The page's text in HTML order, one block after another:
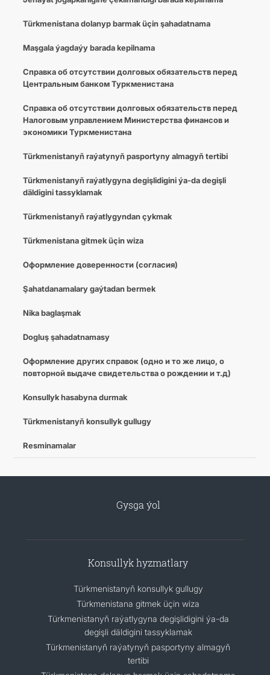
Türkmenistana dolanyp barmak üçin şahadatnama
Maşgala ýagdaýy barada kepilnama
Cправка об отсутствии долговых обязательств перед
Центральным банком Туркменистана
Справка об отсутствии долговых обязательств перед
Налоговым управлением Министерства финансов и
экономики Туркменистана
Türkmenistanyň raýatynyň pasportyny almagyň tertibi
Türkmenistanyň raýatlygyna degişlidigini ýa-da degişli
däldigini tassyklamak
Türkmenistanyň raýatlygyndan çykmak
Türkmenistana gitmek üçin wiza
Оформление доверенности (согласия)
Şahatdanamalary gaýtadan bermek
Nika baglaşmak
Dogluş şahadatnamasy
Оформление других справок (одно и то же лицо, о
повторной выдаче свидетельства о рождении и т.д)
Konsullyk hasabyna durmak
Türkmenistanyň konsullyk gullugy
Resminamalar
Gysga ýol
Konsullyk hyzmatlary
Türkmenistanyň konsullyk gullugy
Türkmenistana gitmek üçin wiza
Türkmenistanyň raýatlygyna degişlidigini ýa-da
degişli däldigini tassyklamak
Türkmenistanyň raýatynyň pasportyny almagyň
tertibi